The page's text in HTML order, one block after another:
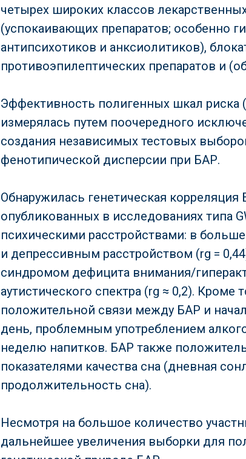
четырех широких классов
(успокаивающих препаратов; особенно
антипсихотиков и анксиолитиков),
противоэпилептических препаратов и
Эффективность полигенных шкал риска
измерялась путем поочередного
создания независимых тестовых
фенотипической дисперсии при БАР.
Обнаружилась генетическая корреляция
опубликованных в исследованиях типа
психическими расстройствами: в
и депрессивным расстройством (rg =
синдромом дефицита внимания/
аутистического спектра (rg ≈ 0,2). Кроме
положительной связи между БАР и
день, проблемным употреблением
неделю напитков. БАР также
показателями качества сна (дневная
продолжительность сна).
Несмотря на большое количество
дальнейшее увеличения выборки для